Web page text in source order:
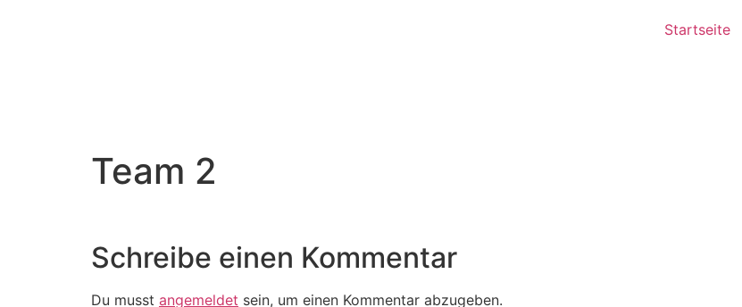
Startseite
Team 2
Schreibe einen Kommentar
Du musst angemeldet sein, um einen Kommentar abzugeben.